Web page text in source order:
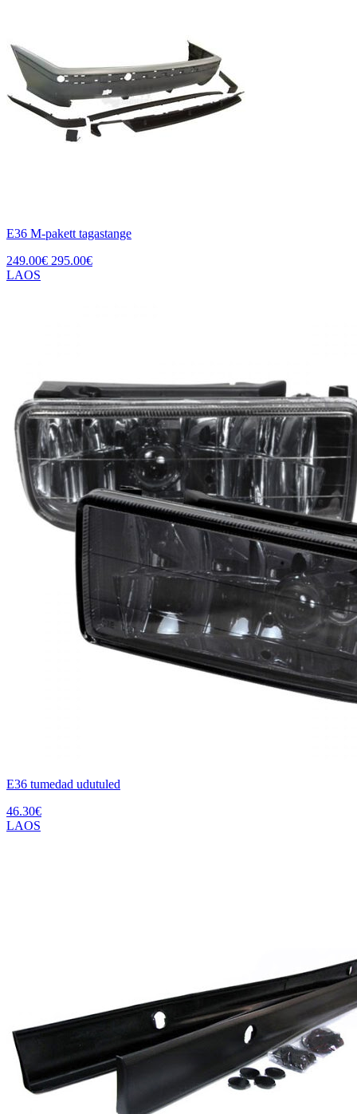
E36 M-pakett tagastange
249.00€ 295.00€
LAOS
E36 tumedad udutuled
46.30€
LAOS